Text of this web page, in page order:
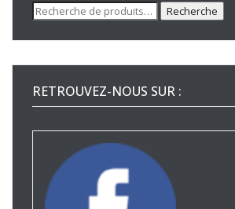
Recherche
pour :
Recherche
RETROUVEZ-NOUS SUR :